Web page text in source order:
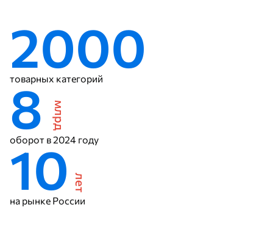
2000
товарных категорий
8 млрд
оборот в 2024 году
10 лет
на рынке России